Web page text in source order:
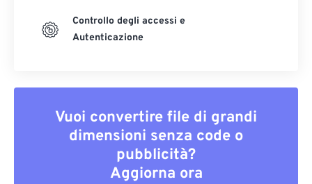
Controllo degli accessi e
Autenticazione
Vuoi convertire file di grandi
dimensioni senza code o
pubblicità?
Aggiorna ora